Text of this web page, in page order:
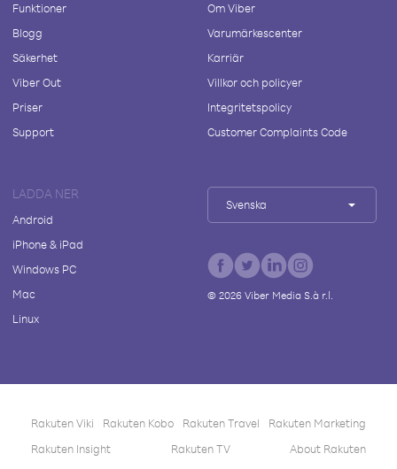
Funktioner
Blogg
Säkerhet
Viber Out
Priser
Support
Om Viber
Varumärkescenter
Karriär
Villkor och policyer
Integritetspolicy
Customer Complaints Code
LADDA NER
Android
iPhone & iPad
Windows PC
Mac
Linux
Svenska
© 2026Viber Media S.à r.l.
Rakuten Viki Rakuten Kobo Rakuten Travel
Rakuten Marketing
Rakuten Insight
Rakuten TV About Rakuten